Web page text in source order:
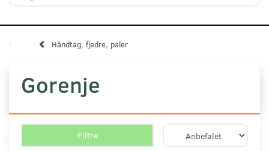
Håndtag, fjedre, paler
Gorenje
Filtre